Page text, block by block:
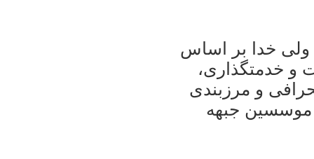
ولی خدا بر اساس
و خدمتگذاری،
گروه انحرافی و مرزبندی
جبهه